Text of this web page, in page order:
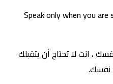
Speak only when you
، انت لا تحتاج أن يتقبلك
نفسك.